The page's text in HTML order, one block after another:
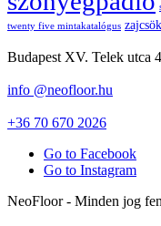
twenty five mintakatalógus
Budapest XV. Telek utca
info @neofloor.hu
+36 70 670 2026
Go to Facebook
Go to Instagram
NeoFloor - Minden jog